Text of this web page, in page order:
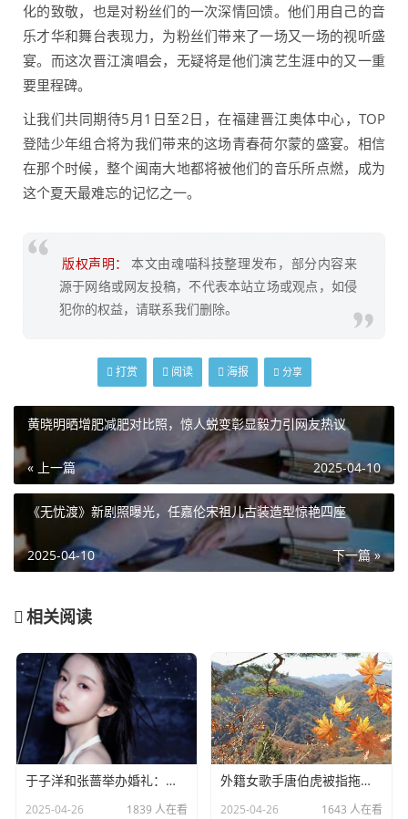
化的致敬，也是对粉丝们的一次深情回馈。他们用自己的音
乐才华和舞台表现力，为粉丝们带来了一场又一场的视听盛
宴。而这次晋江演唱会，无疑将是他们演艺生涯中的又一重
要里程碑。
让我们共同期待5月1日至2日，在福建晋江奥体中心，TOP
登陆少年组合将为我们带来的这场青春荷尔蒙的盛宴。相信
在那个时候，整个闽南大地都将被他们的音乐所点燃，成为
这个夏天最难忘的记忆之一。
版权声明：
本文由魂喵科技整理发布，部分内容来
源于网络或网友投稿，不代表本站立场或观点，如侵
犯你的权益，请联系我们删除。
打赏 阅读 海报 分享
黄晓明晒增肥减肥对比照，惊人蜕变彰显毅力引网友热议
« 上一篇 2025-04-10
《无忧渡》新剧照曝光，任嘉伦宋祖儿古装造型惊艳四座
下一篇 »
2025-04-10
相关阅读
于子洋和张蔷举办婚礼：一对赛场情场双丰收的人生赢家​
2025-04-26 1839 人在看
外籍女歌手唐伯虎被指拖欠劳务费：明星责任不应该缺席​
2025-04-26 1643 人在看